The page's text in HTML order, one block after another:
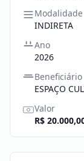
Modalidade
INDIRETA
Ano
2026
Beneficiário
ESPAÇO
Valor
R$